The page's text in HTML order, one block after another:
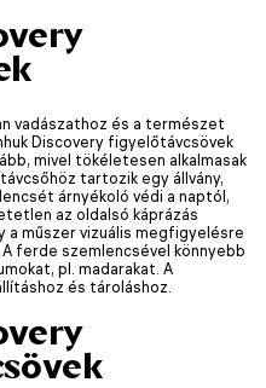
vadászathoz és a természet
Discovery figyelőtávcsövek
mivel tökéletesen alkalmasak
tartozik egy állvány,
árnyékoló védi a naptól,
az oldalsó káprázás
a műszer vizuális megfigyelésre
ferde szemlencsével könnyebb
pl. madarakat. A
és tároláshoz.